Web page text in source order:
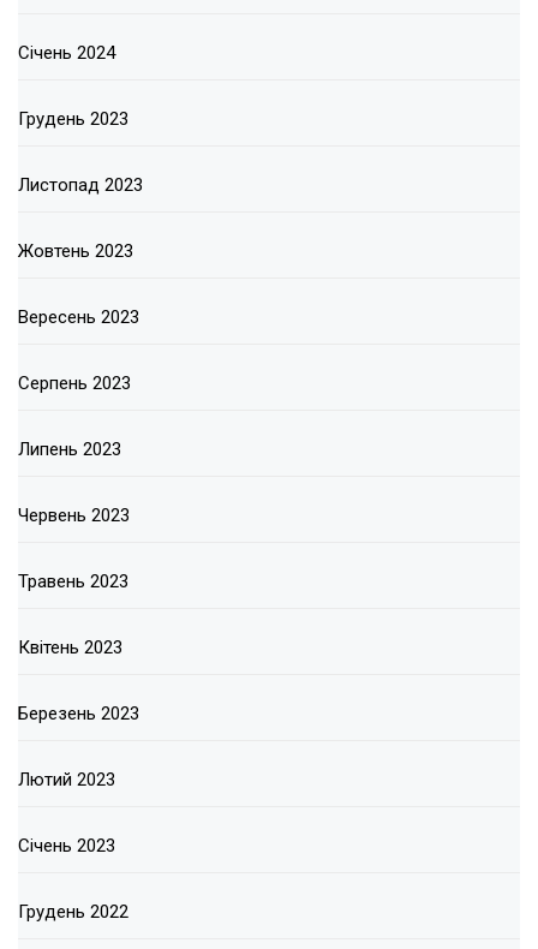
Січень 2024
Грудень 2023
Листопад 2023
Жовтень 2023
Вересень 2023
Серпень 2023
Липень 2023
Червень 2023
Травень 2023
Квітень 2023
Березень 2023
Лютий 2023
Січень 2023
Грудень 2022